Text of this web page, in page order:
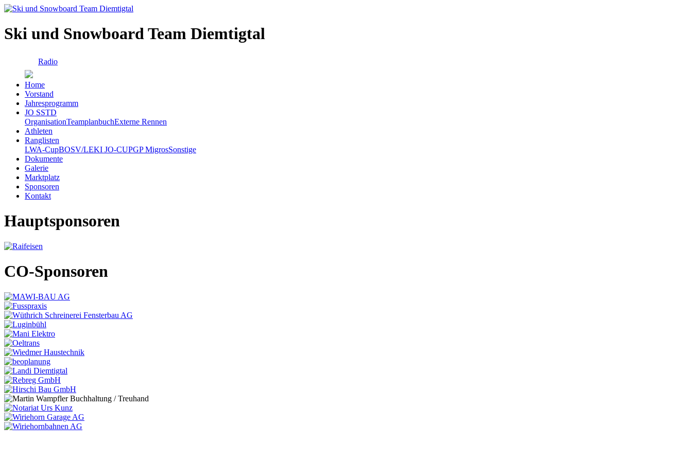
Ski und Snowboard Team Diemtigtal
Radio
Home
Vorstand
Jahresprogramm
JO SSTD
OrganisationTeamplanbuchExterne Rennen
Athleten
Ranglisten
LWA-CupBOSV/LEKI JO-CUPGP MigrosSonstige
Dokumente
Galerie
Marktplatz
Sponsoren
Kontakt
Hauptsponsoren
CO-Sponsoren